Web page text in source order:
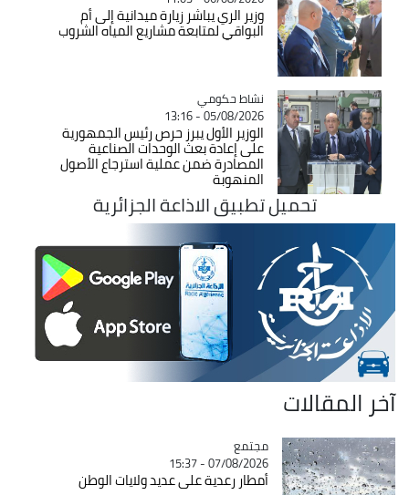
وزير الري يباشر زيارة ميدانية إلى أم
البواقي لمتابعة مشاريع المياه الشروب
Catégorie
نشاط حكومي
05/08/2026 - 13:16
الوزير الأول يبرز حرص رئيس الجمهورية
على إعادة بعث الوحدات الصناعية
المصادرة ضمن عملية استرجاع الأصول
المنهوبة
تحميل تطبيق الاذاعة الجزائرية
آخر المقالات
Catégorie
مجتمع
07/08/2026 - 15:37
أمطار رعدية على عديد ولايات الوطن